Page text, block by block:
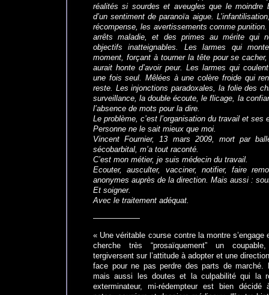
réalités si sourdes et aveugles que le moindre
d’un sentiment de paranoïa aigue.
récompense, les avertissements comme
arrêts maladie, et des primes au mérite qui
objectifs inatteignables. Les larmes qui
moment, forçant à tourner la tête pour se
aurait honte d’avoir peur. Les larmes qui
une fois seul. Mêlées à une colère froide qui
reste. Les injonctions paradoxales, la folie des
surveillance, la double écoute, le flicage, la
l’absence de mots pour la dire.
Le problème, c’est l’organisation du travail et ses
Personne ne le sait mieux que moi.
Vincent Fournier, 13 mars 2009, mort par
sécobarbital, m’a tout raconté.
C’est mon métier, je suis médecin du travail.
Ecouter, ausculter, vacciner, notifier, faire
anonymes auprès de la direction. Mais aussi :
Et soigner.
Avec le traitement adéquat.
——————
« Une véritable course contre la montre s’engage
cherche très “prosaïquement” un
tergiversent sur l’attitude à adopter et une
face pour ne pas perdre des parts de marché.
mais aussi les doutes et la culpabilité qui la
exterminateur, mi-rédempteur est bien